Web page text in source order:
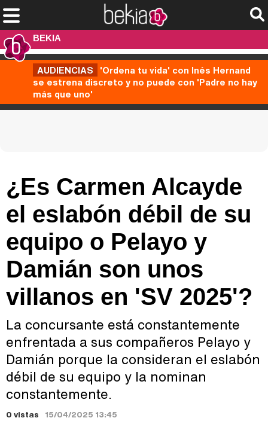
BEKIA
AUDIENCIAS 'Ordena tu vida' con Inés Hernand
se estrena discreto y no puede con 'Padre no hay
más que uno'
¿Es Carmen Alcayde
el eslabón débil de su
equipo o Pelayo y
Damián son unos
villanos en 'SV 2025'?
La concursante está constantemente
enfrentada a sus compañeros Pelayo y
Damián porque la consideran el eslabón
débil de su equipo y la nominan
constantemente.
0 vistas 15/04/2025 13:45